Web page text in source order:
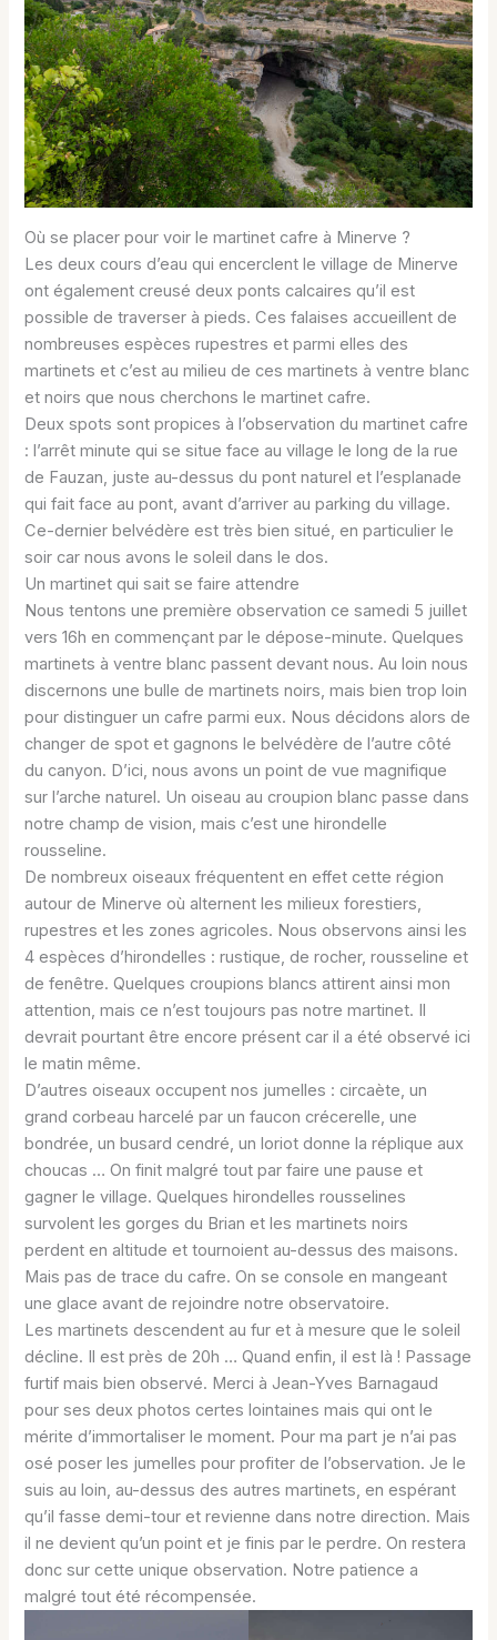
Où se placer pour voir le martinet cafre à Minerve ?
Les deux cours d’eau qui encerclent le village de Minerve
ont également creusé deux ponts calcaires qu’il est
possible de traverser à pieds. Ces falaises accueillent de
nombreuses espèces rupestres et parmi elles des
martinets et c’est au milieu de ces martinets à ventre blanc
et noirs que nous cherchons le martinet cafre.
Deux spots sont propices à l’observation du martinet cafre
: l’arrêt minute qui se situe face au village le long de la rue
de Fauzan, juste au-dessus du pont naturel et l’esplanade
qui fait face au pont, avant d’arriver au parking du village.
Ce-dernier belvédère est très bien situé, en particulier le
soir car nous avons le soleil dans le dos.
Un martinet qui sait se faire attendre
Nous tentons une première observation ce samedi 5 juillet
vers 16h en commençant par le dépose-minute. Quelques
martinets à ventre blanc passent devant nous. Au loin nous
discernons une bulle de martinets noirs, mais bien trop loin
pour distinguer un cafre parmi eux. Nous décidons alors de
changer de spot et gagnons le belvédère de l’autre côté
du canyon. D’ici, nous avons un point de vue magnifique
sur l’arche naturel. Un oiseau au croupion blanc passe dans
notre champ de vision, mais c’est une hirondelle
rousseline.
De nombreux oiseaux fréquentent en effet cette région
autour de Minerve où alternent les milieux forestiers,
rupestres et les zones agricoles. Nous observons ainsi les
4 espèces d’hirondelles : rustique, de rocher, rousseline et
de fenêtre. Quelques croupions blancs attirent ainsi mon
attention, mais ce n’est toujours pas notre martinet. Il
devrait pourtant être encore présent car il a été observé ici
le matin même.
D’autres oiseaux occupent nos jumelles : circaète, un
grand corbeau harcelé par un faucon crécerelle, une
bondrée, un busard cendré, un loriot donne la réplique aux
choucas … On finit malgré tout par faire une pause et
gagner le village. Quelques hirondelles rousselines
survolent les gorges du Brian et les martinets noirs
perdent en altitude et tournoient au-dessus des maisons.
Mais pas de trace du cafre. On se console en mangeant
une glace avant de rejoindre notre observatoire.
Les martinets descendent au fur et à mesure que le soleil
décline. Il est près de 20h … Quand enfin, il est là ! Passage
furtif mais bien observé. Merci à Jean-Yves Barnagaud
pour ses deux photos certes lointaines mais qui ont le
mérite d’immortaliser le moment. Pour ma part je n’ai pas
osé poser les jumelles pour profiter de l’observation. Je le
suis au loin, au-dessus des autres martinets, en espérant
qu’il fasse demi-tour et revienne dans notre direction. Mais
il ne devient qu’un point et je finis par le perdre. On restera
donc sur cette unique observation. Notre patience a
malgré tout été récompensée.